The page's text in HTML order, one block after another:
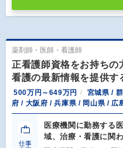
薬剤師・医師・看護師
正看護師資格をお持ちの
看護の最新情報を提供す
500万円～649万円
宮城県 /
府 / 大阪府 / 兵庫県 / 岡山県 / 広
仕事
医療機関に勤務する
域、治療・看護に関